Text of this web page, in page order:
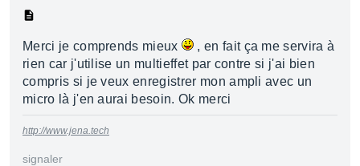
Merci je comprends mieux
, en fait ça me servira à
rien car j'utilise un multieffet par contre si j'ai bien
compris si je veux enregistrer mon ampli avec un
micro là j'en aurai besoin. Ok merci
http://www.jena.tech
signaler